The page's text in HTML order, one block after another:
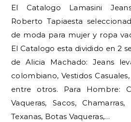
El Catalogo Lamasini Jeans Presentado por
Roberto Tapiaesta
de moda para mujer y ropa
El Catalogo esta dividido en 2
de Alicia Machado: Jeans
colombiano, Vestidos
entre otros. Para Hombre:
Vaqueras, Sacos,
Texanas, Botas Vaqueras,…